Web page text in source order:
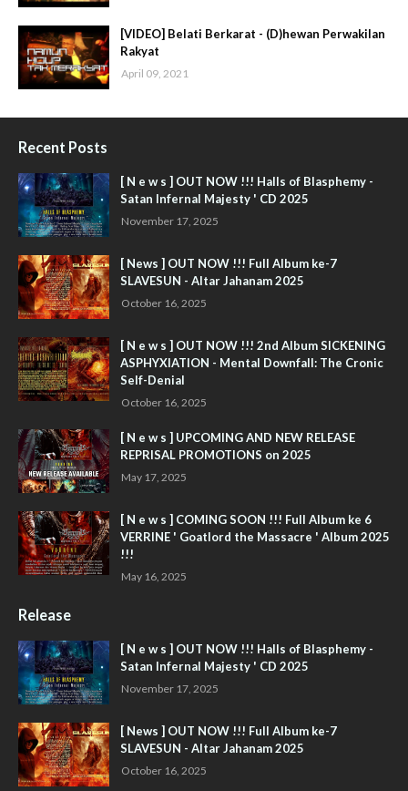
[VIDEO] Belati Berkarat - (D)hewan Perwakilan
Rakyat
April 09, 2021
Recent Posts
[ N e w s ] OUT NOW !!! Halls of Blasphemy -
Satan Infernal Majesty ' CD 2025
November 17, 2025
[ News ] OUT NOW !!! Full Album ke-7
SLAVESUN - Altar Jahanam 2025
October 16, 2025
[ N e w s ] OUT NOW !!! 2nd Album SICKENING
ASPHYXIATION - Mental Downfall: The Cronic
Self-Denial
October 16, 2025
[ N e w s ] UPCOMING AND NEW RELEASE
REPRISAL PROMOTIONS on 2025
May 17, 2025
[ N e w s ] COMING SOON !!! Full Album ke 6
VERRINE ' Goatlord the Massacre ' Album 2025
!!!
May 16, 2025
Release
[ N e w s ] OUT NOW !!! Halls of Blasphemy -
Satan Infernal Majesty ' CD 2025
November 17, 2025
[ News ] OUT NOW !!! Full Album ke-7
SLAVESUN - Altar Jahanam 2025
October 16, 2025